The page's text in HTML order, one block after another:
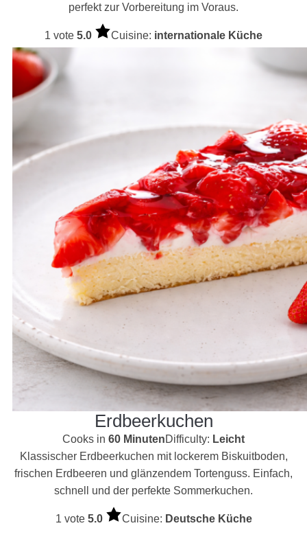
perfekt zur Vorbereitung im Voraus.
1 vote 5.0 Cuisine: internationale Küche
Erdbeerkuchen
Cooks in 60 MinutenDifficulty: Leicht
Klassischer Erdbeerkuchen mit lockerem Biskuitboden,
frischen Erdbeeren und glänzendem Tortenguss. Einfach,
schnell und der perfekte Sommerkuchen.
1 vote 5.0 Cuisine: Deutsche Küche